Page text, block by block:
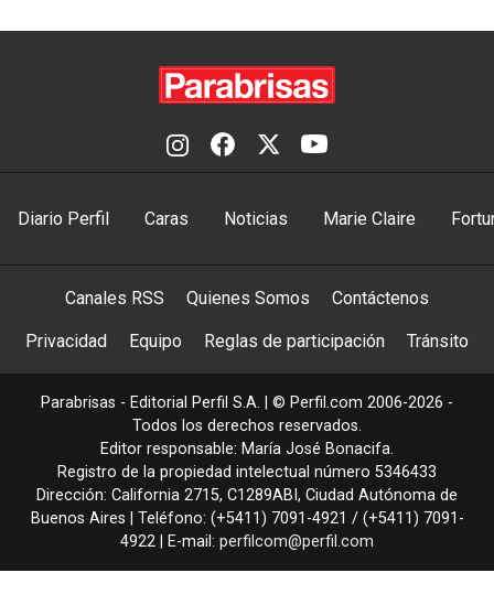
Diario Perfil Caras Noticias Marie Claire
Canales RSS Quienes Somos Contáctenos
Privacidad Equipo Reglas de participación Tránsito
Parabrisas - Editorial Perfil S.A. | © Perfil.com 2006-2026 -
Todos los derechos reservados.
Editor responsable: María José Bonacifa.
Registro de la propiedad intelectual número 5346433
Dirección: California 2715, C1289ABI , Ciudad Autónoma de
Buenos Aires | Teléfono: (+5411) 7091-4921 / (+5411) 7091-
4922 | E-mail: perfilcom@perfil.com